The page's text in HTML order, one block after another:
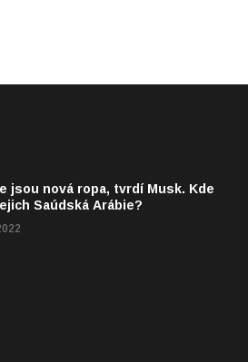
jsou nová ropa, tvrdí Musk. Kde
Saúdská Arábie?